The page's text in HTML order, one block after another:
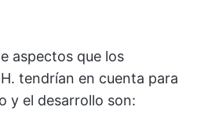
aspectos que los
tendrían en cuenta para
y el desarrollo son: